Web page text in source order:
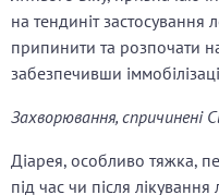
на тендиніт застосування
припинити та розпочати
забезпечивши
Захворювання, спричинені
Діарея, особливо тяжка,
під час чи після